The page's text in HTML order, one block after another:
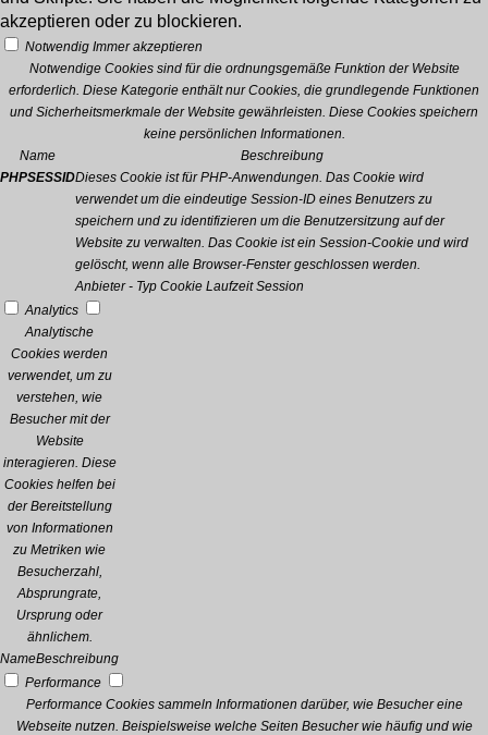
akzeptieren oder zu blockieren.
Notwendig Immer akzeptieren
Notwendige Cookies sind für die ordnungsgemäße Funktion der Website
erforderlich. Diese Kategorie enthält nur Cookies, die grundlegende Funktionen
und Sicherheitsmerkmale der Website gewährleisten. Diese Cookies speichern
keine persönlichen Informationen.
Name
Beschreibung
PHPSESSIDDieses Cookie ist für PHP-Anwendungen. Das Cookie wird
verwendet um die eindeutige Session-ID eines Benutzers zu
speichern und zu identifizieren um die Benutzersitzung auf der
Website zu verwalten. Das Cookie ist ein Session-Cookie und wird
gelöscht, wenn alle Browser-Fenster geschlossen werden.
Anbieter - Typ Cookie Laufzeit Session
Analytics
Analytische
Cookies werden
verwendet, um zu
verstehen, wie
Besucher mit der
Website
interagieren. Diese
Cookies helfen bei
der Bereitstellung
von Informationen
zu Metriken wie
Besucherzahl,
Absprungrate,
Ursprung oder
ähnlichem.
NameBeschreibung
Performance
Performance Cookies sammeln Informationen darüber, wie Besucher eine
Webseite nutzen. Beispielsweise welche Seiten Besucher wie häufig und wie